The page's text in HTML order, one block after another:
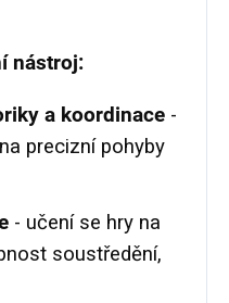
nástroj:
a koordinace -
precizní pohyby
- učení se hry na
soustředění,